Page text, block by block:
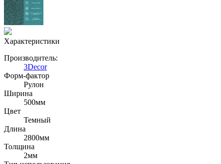
Характеристики
Производитель:
3Decor
Форм-фактор
Рулон
Ширина
500мм
Цвет
Темный
Длина
2800мм
Толщина
2мм